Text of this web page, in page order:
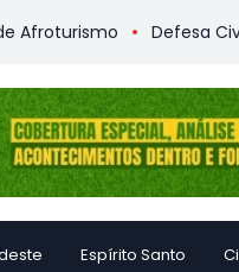
Defesa Civil
Espírito Santo